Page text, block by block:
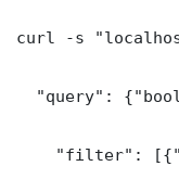
curl -s
"query":
"filter":